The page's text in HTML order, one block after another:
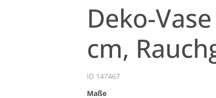
Deko-
cm,
ID 147467
Maße